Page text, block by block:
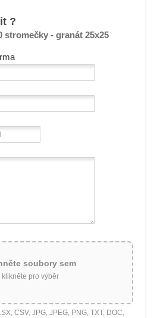
?
stromečky - granát 25x25
soubory sem
klikněte pro výběr
CSV, JPG, JPEG, PNG, TXT, DOC,